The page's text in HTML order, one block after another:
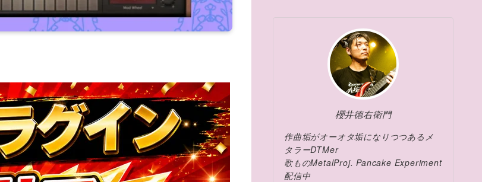
櫻井徳右衛門
作曲垢がオーオタ垢になりつつあるメ
タラーDTMer
歌ものMetalProj. Pancake Experiment
配信中